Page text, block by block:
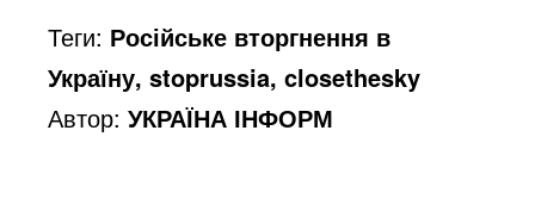
Теги: Російське вторгнення в
Україну, stoprussia, closethesky
Автор:УКРАЇНА ІНФОРМ